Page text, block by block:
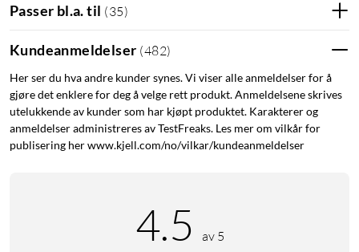
Passer bl.a. til (35)
Kundeanmeldelser (482)
Her ser du hva andre kunder synes. Vi viser alle anmeldelser for å
gjøre det enklere for deg å velge rett produkt. Anmeldelsene skrives
utelukkende av kunder som har kjøpt produktet. Karakterer og
anmeldelser administreres av TestFreaks. Les mer om vilkår for
publisering her www.kjell.com/no/vilkar/kundeanmeldelser
4.5 av 5